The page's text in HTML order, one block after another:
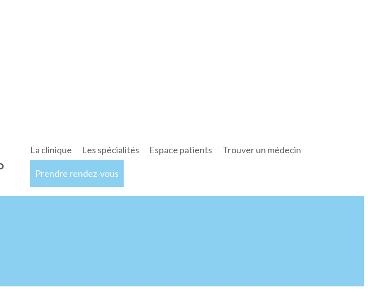
La clinique Les spécialités Espace patients Trouver un médecin
Prendre rendez-vous